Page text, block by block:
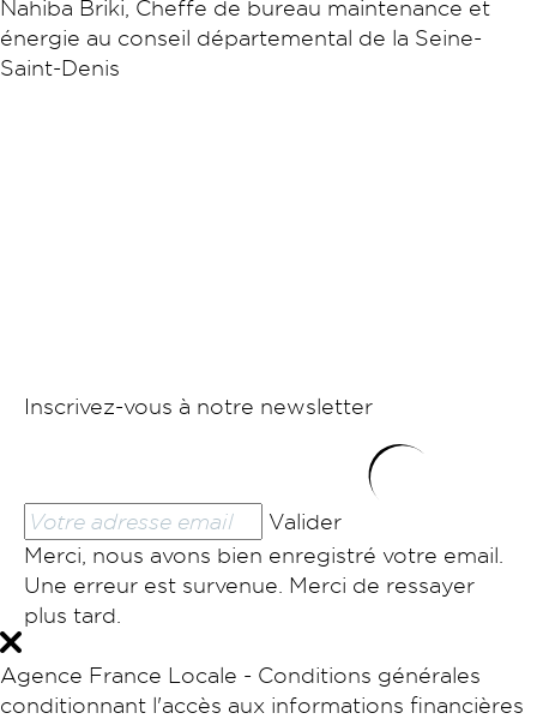
Nahiba Briki, Cheffe de bureau maintenance et
énergie au conseil départemental de la Seine-
Saint-Denis
Inscrivez-vous à notre newsletter
Valider
Merci, nous avons bien enregistré votre email.
Une erreur est survenue. Merci de ressayer
plus tard.
Agence France Locale - Conditions générales
conditionnant l'accès aux informations financières